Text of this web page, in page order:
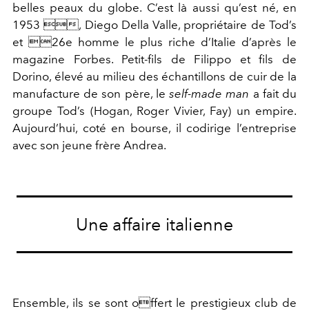
belles peaux du globe. C’est là aussi qu’est né, en
1953 , Diego Della Valle, propriétaire de Tod’s
et 26e homme le plus riche d’Italie d’après le
magazine Forbes. Petit-fils de Filippo et fils de
Dorino, élevé au milieu des échantillons de cuir de la
manufacture de son père, leself-made man a fait du
groupe Tod’s (Hogan, Roger Vivier, Fay) un empire.
Aujourd’hui, coté en bourse, il codirige l’entreprise
avec son jeune frère Andrea.
Une affaire italienne
Ensemble, ils se sont offert le prestigieux club de